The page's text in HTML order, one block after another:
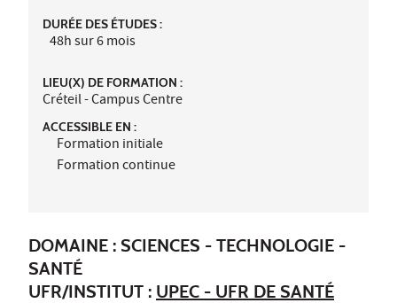
DURÉE DES ÉTUDES :
48h sur 6 mois
LIEU(X) DE FORMATION :
Créteil - Campus Centre
ACCESSIBLE EN :
Formation initiale
Formation continue
DOMAINE : SCIENCES - TECHNOLOGIE -
SANTÉ
UFR/INSTITUT : UPEC - UFR DE SANTÉ